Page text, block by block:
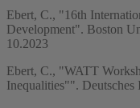
Ebert, C., "16th
Development". Boston
10.2023
Ebert, C., "WATT
Inequalities"". Deutsches